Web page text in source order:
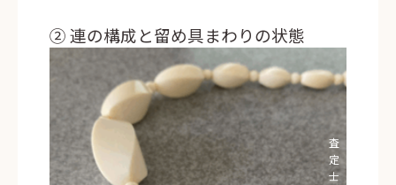
② 連の構成と留め具まわりの状態
査
定
士